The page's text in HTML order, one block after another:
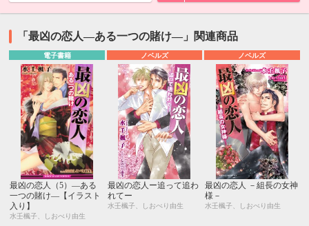
「最凶の恋人―ある一つの賭け―」関連商品
電子書籍
最凶の恋人（5）―ある
一つの賭け―【イラスト
入り】
水壬楓子、しおべり由生
ノベルズ
最凶の恋人ー追って追わ
れてー
水壬楓子、しおべり由生
ノベルズ
最凶の恋人 －組長の女神
様－
水壬楓子、しおべり由生